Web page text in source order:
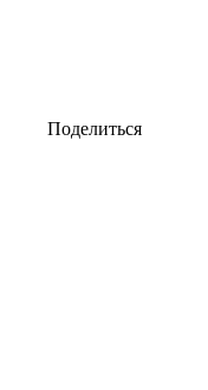
Поделиться